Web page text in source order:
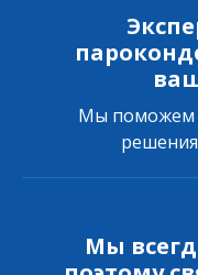
Мы поможем
Мы